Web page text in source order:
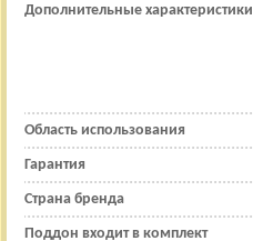
Дополнительные характеристики
Область использования
Гарантия
Страна бренда
Поддон входит в комплект